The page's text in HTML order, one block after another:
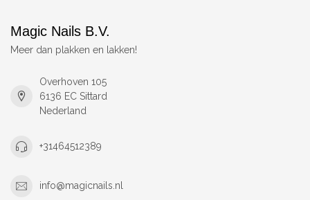
Magic Nails B.V.
Meer dan plakken en lakken!
Overhoven 105
6136 EC Sittard
Nederland
+31464512389
info@magicnails.nl